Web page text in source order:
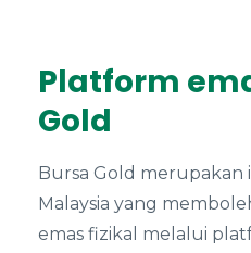
Platform
Gold
Bursa Gold merupakan
Malaysia yang
emas fizikal melalui